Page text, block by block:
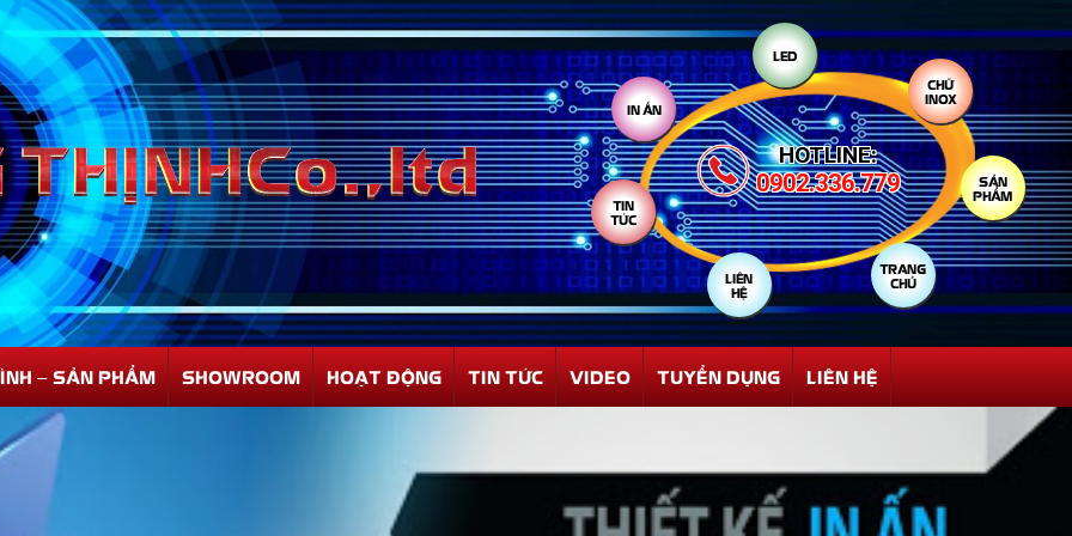
HOTLINE:
0902.336.779
TRANG
CHỦ
SẢN
PHẨM
CHỮ
INOX
LED
IN ẤN
TIN
TỨC
LIÊN
HỆ
– SẢN PHẨM SHOWROOM HOẠT ĐỘNG TIN TỨC VIDEO TUYỂN DỤNG LIÊN HỆ